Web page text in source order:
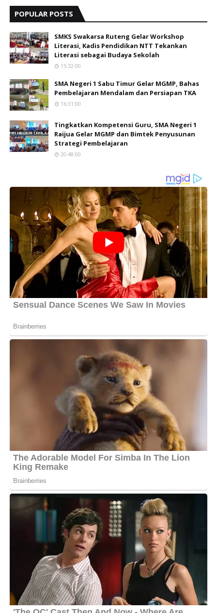
POPULAR POSTS
SMKS Swakarsa Ruteng Gelar Workshop
Literasi, Kadis Pendidikan NTT Tekankan
Literasi sebagai Budaya Sekolah
15:32:00
SMA Negeri 1 Sabu Timur Gelar MGMP, Bahas
Pembelajaran Mendalam dan Persiapan TKA
16:31:00
Tingkatkan Kompetensi Guru, SMA Negeri 1
Raijua Gelar MGMP dan Bimtek Penyusunan
Strategi Pembelajaran
20:48:00